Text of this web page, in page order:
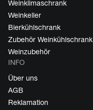
Weinklimaschrank
Weinkeller
Bierkühlschrank
Zubehör Weinkühlschrank
Weinzubehör
INFO
Über uns
AGB
Reklamation